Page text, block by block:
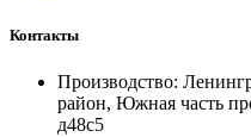
Контакты
Производство:
район, Южная часть
д48с5